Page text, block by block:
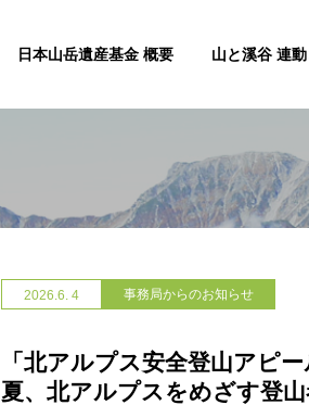
日本山岳遺産基金 概要 山と溪谷 連
2026.6. 4 事務局からのお知らせ
「北アルプス安全登山アピ
夏、北アルプスをめざす登